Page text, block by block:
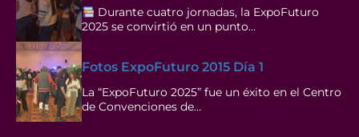
Durante cuatro jornadas, la ExpoFuturo
2025 se convirtió en un punto…
Fotos ExpoFuturo 2015 Día 1
La “ExpoFuturo 2025” fue un éxito en el Centro
de Convenciones de…